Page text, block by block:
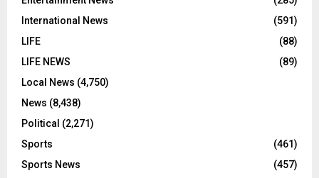
International News
(591)
LIFE
(88)
LIFE NEWS
(89)
Local News (4,750)
News (8,438)
Political (2,271)
Sports
(461)
Sports News
(457)